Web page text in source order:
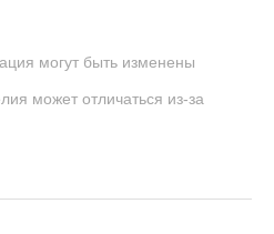
могут быть изменены
может отличаться из-за